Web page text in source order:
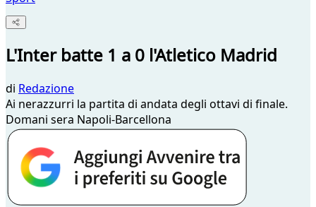
L'Inter batte 1 a 0 l'Atletico Madrid
di Redazione
Ai nerazzurri la partita di andata degli ottavi di finale.
Domani sera Napoli-Barcellona